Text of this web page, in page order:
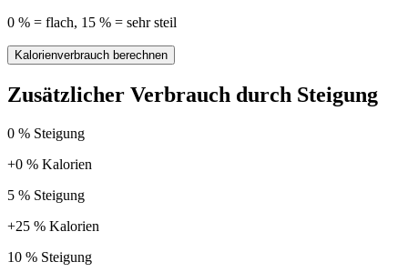
0 % = flach, 15 % = sehr steil
Kalorienverbrauch berechnen
Zusätzlicher Verbrauch durch Steigung
0 % Steigung
+0 % Kalorien
5 % Steigung
+25 % Kalorien
10 % Steigung